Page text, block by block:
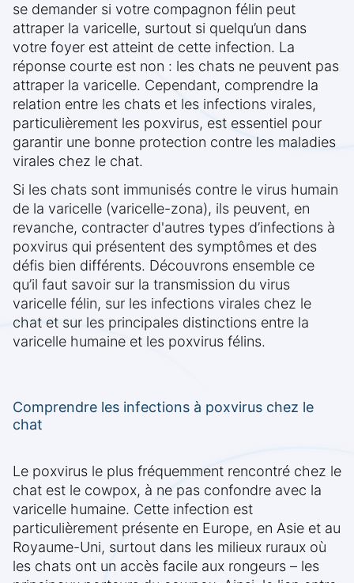
se demander si votre compagnon félin peut
attraper la varicelle, surtout si quelqu’un dans
votre foyer est atteint de cette infection. La
réponse courte est non : les chats ne peuvent pas
attraper la varicelle. Cependant, comprendre la
relation entre les chats et les infections virales,
particulièrement les poxvirus, est essentiel pour
garantir une bonne protection contre les maladies
virales chez le chat.
Si les chats sont immunisés contre le virus humain
de la varicelle (varicelle-zona), ils peuvent, en
revanche, contracter d'autres types d’infections à
poxvirus qui présentent des symptômes et des
défis bien différents. Découvrons ensemble ce
qu’il faut savoir sur la transmission du virus
varicelle félin, sur les infections virales chez le
chat et sur les principales distinctions entre la
varicelle humaine et les poxvirus félins.
Comprendre les infections à poxvirus chez le
chat
Le poxvirus le plus fréquemment rencontré chez le
chat est le cowpox, à ne pas confondre avec la
varicelle humaine. Cette infection est
particulièrement présente en Europe, en Asie et au
Royaume-Uni, surtout dans les milieux ruraux où
les chats ont un accès facile aux rongeurs – les